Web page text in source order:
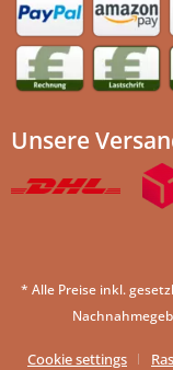
Unsere
* Alle Preise inkl.
Cookie settings